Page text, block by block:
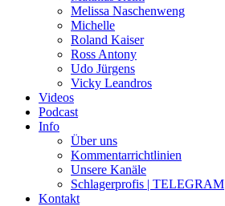
Melissa Naschenweng
Michelle
Roland Kaiser
Ross Antony
Udo Jürgens
Vicky Leandros
Videos
Podcast
Info
Über uns
Kommentarrichtlinien
Unsere Kanäle
Schlagerprofis | TELEGRAM
Kontakt